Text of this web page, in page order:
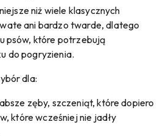
niż wiele klasycznych
ani bardzo twarde, dlatego
psów, które potrzebują
do pogryzienia.
dla:
zęby, szczeniąt, które dopiero
które wcześniej nie jadły